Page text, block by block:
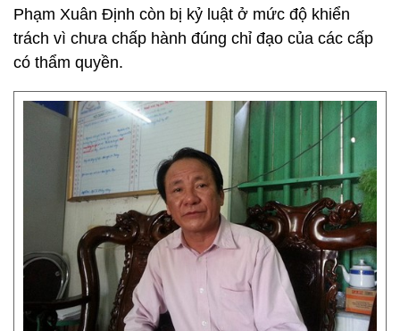
Phạm Xuân Định còn bị kỷ luật ở mức độ khiển
trách vì chưa chấp hành đúng chỉ đạo của các cấp
có thẩm quyền.